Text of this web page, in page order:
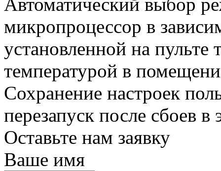
Автоматический выбор
микропроцессор в
установленной на пульте
температурой в
Сохранение настроек
перезапуск после сбоев в
Оставьте нам заявку
Ваше имя